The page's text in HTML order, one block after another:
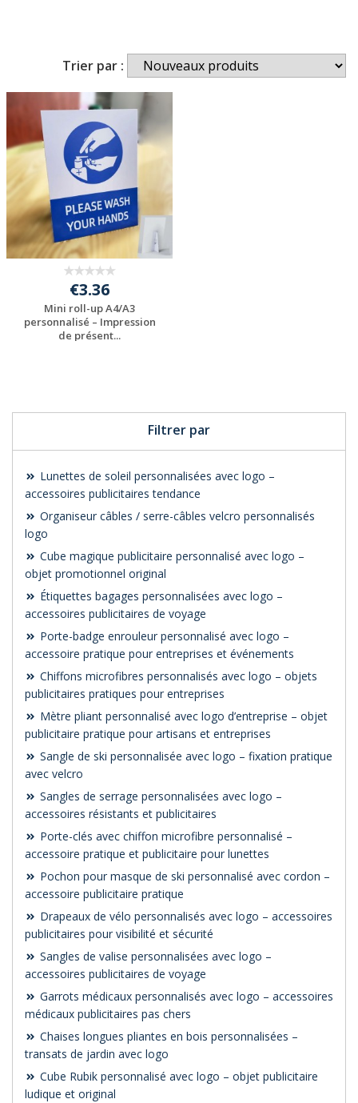
Filtrer par
Lunettes de soleil personnalisées avec logo –
accessoires publicitaires tendance
Organiseur câbles / serre-câbles velcro personnalisés
logo
Cube magique publicitaire personnalisé avec logo –
objet promotionnel original
Étiquettes bagages personnalisées avec logo –
accessoires publicitaires de voyage
Porte-badge enrouleur personnalisé avec logo –
accessoire pratique pour entreprises et événements
Chiffons microfibres personnalisés avec logo – objets
publicitaires pratiques pour entreprises
Mètre pliant personnalisé avec logo d’entreprise – objet
publicitaire pratique pour artisans et entreprises
Sangle de ski personnalisée avec logo – fixation pratique
avec velcro
Sangles de serrage personnalisées avec logo –
accessoires résistants et publicitaires
Porte-clés avec chiffon microfibre personnalisé –
accessoire pratique et publicitaire pour lunettes
Pochon pour masque de ski personnalisé avec cordon –
accessoire publicitaire pratique
Drapeaux de vélo personnalisés avec logo – accessoires
publicitaires pour visibilité et sécurité
Sangles de valise personnalisées avec logo –
accessoires publicitaires de voyage
Garrots médicaux personnalisés avec logo – accessoires
médicaux publicitaires pas chers
Chaises longues pliantes en bois personnalisées –
transats de jardin avec logo
Cube Rubik personnalisé avec logo – objet publicitaire
ludique et original
Trier par :
€3.36
Mini roll-up A4/A3
personnalisé – Impression
de présent...